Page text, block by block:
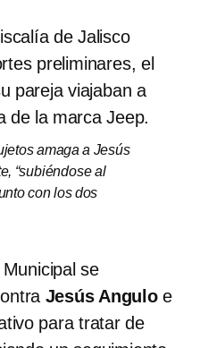
de Jalisco
preliminares, el
pareja viajaban a
de la marca Jeep.
amaga a Jesús
“subiéndose al
con los dos
se
Jesús Anguloe
para tratar de